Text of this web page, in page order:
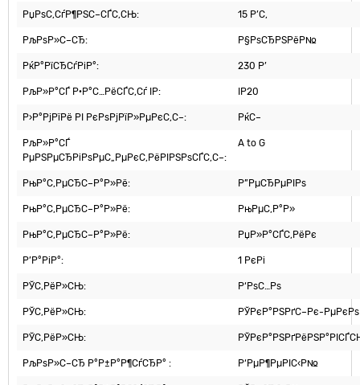
РџРѕС‚СѓР¶РЅС–СЃС‚СЊ: 15 Р’С‚
РљРѕР»С–СЂ: Р§РѕСЂРЅРёР№
РќР°РїСЂСѓРіР°: 230 Р’
РљР»Р°СЃ Р·Р°С…РёСЃС‚Сѓ IP: IP20
Р›Р°РјРїРё РІ РєРѕРјРїР»РµРєС‚С–: РќС–
РљР»Р°СЃ
РµРЅРµСЂРіРѕРµС„РµРєС‚РёРІРЅРѕСЃС‚С–:
A to G
РњР°С‚РµСЂС–Р°Р»Рё: Р”РµСЂРµРІРѕ
РњР°С‚РµСЂС–Р°Р»Рё: РњРµС‚Р°Р»
РњР°С‚РµСЂС–Р°Р»Рё: РџР»Р°СЃС‚РёРє
Р’Р°РіР°: 1 РєРі
РЎС‚РёР»СЊ: Р‘РѕС…Рѕ
РЎС‚РёР»СЊ: РЎРєР°РЅРґС–Рє-РµРєРѕ
РЎС‚РёР»СЊ:
РљРѕР»С–СЂ Р°Р±Р°Р¶СѓСЂР° : Р‘РµР¶РµРІС‹Р№